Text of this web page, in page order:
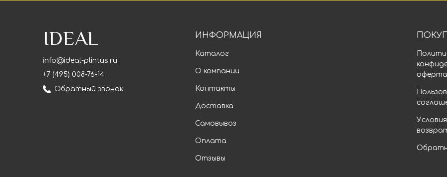
IDEAL
info@ideal-plintus.ru
+7 (495) 008-76-14
Обратный звонок
ИНФОРМАЦИЯ
Каталог
О компании
Контакты
Доставка
Самовывоз
Оплата
Отзывы